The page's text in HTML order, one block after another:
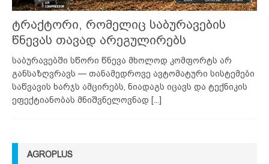
ტრაქტორი, რომელიც საბურავების
წნევას თავად არეგულირებს
საბურავებში სწორი წნევა მხოლოდ კომფორტს არ
განსაზღვრავს — თანამედროვე ავტომატური სისტემები
საწვავის ხარჯს ამცირებს, ნიადაგს იცავს და ტექნიკის
ეფექტიანობას მნიშვნელოვნად [...]
AGROPLUS